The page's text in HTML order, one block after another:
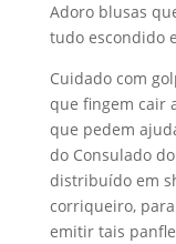
Adoro blusas
tudo escondido
Cuidado com
que fingem cair
que pedem
do Consulado
distribuído em
corriqueiro,
emitir tais